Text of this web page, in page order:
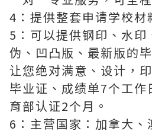
4：提供整套申请学校材
5：可以提供钢印、水印
伪、凹凸版、最新版的
让您绝对满意、设计，
毕业证、成绩单7个工作
育部认证2个月。
6：主营国家：加拿大、